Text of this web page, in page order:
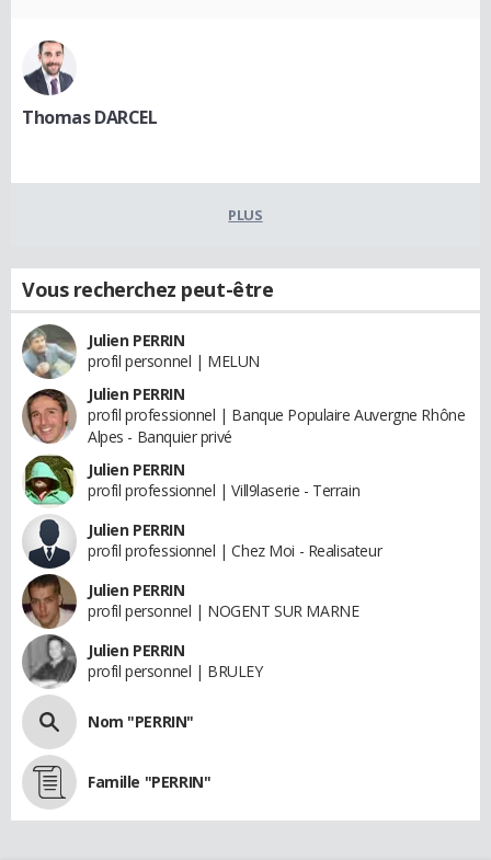
Thomas DARCEL
PLUS
Vous recherchez peut-être
Julien PERRIN
profil personnel | MELUN
Julien PERRIN
profil professionnel | Banque Populaire Auvergne Rhône
Alpes - Banquier privé
Julien PERRIN
profil professionnel | Vill9laserie - Terrain
Julien PERRIN
profil professionnel | Chez Moi - Realisateur
Julien PERRIN
profil personnel | NOGENT SUR MARNE
Julien PERRIN
profil personnel | BRULEY
Nom "PERRIN"
Famille "PERRIN"